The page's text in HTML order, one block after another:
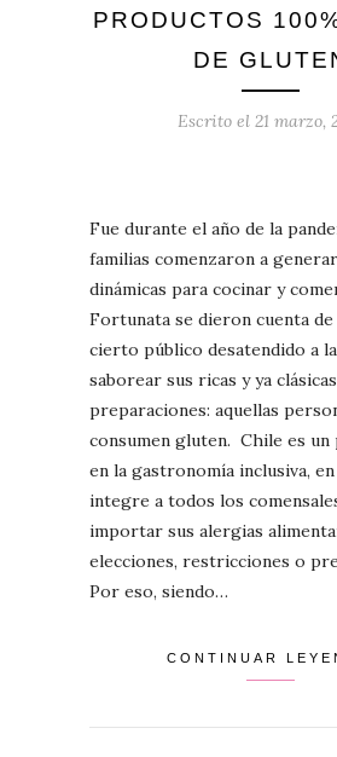
PRODUCTOS
DE
Escrito el 21 marzo,
Fue durante el año de la
familias comenzaron a
dinámicas para cocinar y
Fortunata se dieron cuenta de
cierto público desatendido a
saborear sus ricas y ya clásicas
preparaciones: aquellas
consumen gluten. Chile es un
en la gastronomía inclusiva, en
integre a todos los
importar sus alergias
elecciones, restricciones o
Por eso, siendo…
CONTINUAR